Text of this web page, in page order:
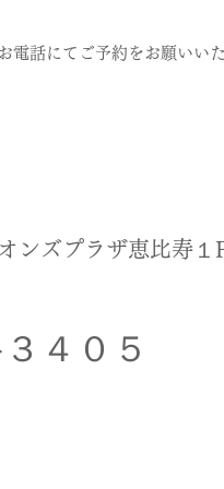
話にてご予約をお願いいた
ンズプラザ恵比寿１
４０５